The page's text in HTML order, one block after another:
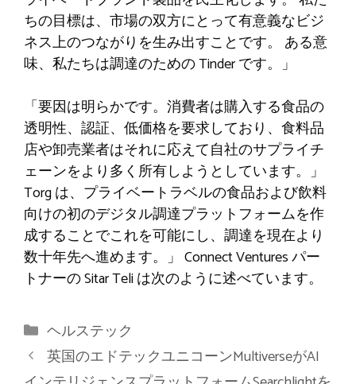
ちの目標は、市場の双方にとって有意義なビジ
ネス上のつながりを生み出すことです。 ある意
味、私たちは調達のための Tinder です。」
「要因は明らかです。消費者は購入する食品の
透明性、認証、低価格を要求しており、食料品
店や卸売業者はそれに応えて自社のサプライチ
ェーンをより多く所有しようとしています。」
Torg は、プライベートラベルの食品および飲料
向けの初のデジタル調達プラットフォームを作
成することでこれを可能にし、調達を現在より
数十年先へ進めます。」 Connect Ventures パー
トナーの Sitar Teli は次のように述べています。
カ
テ
ゴ
ヘルステック
英国のエドテックユニコーンMultiverseがAI